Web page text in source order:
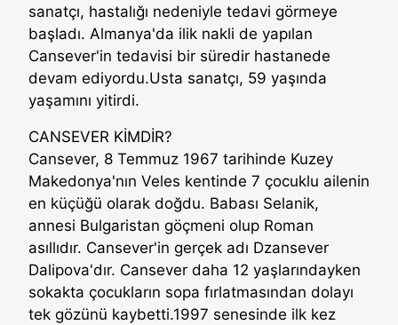
sanatçı, hastalığı nedeniyle tedavi görmeye
başladı. Almanya'da ilik nakli de yapılan
Cansever'in tedavisi bir süredir hastanede
devam ediyordu.Usta sanatçı, 59 yaşında
yaşamını yitirdi.
CANSEVER KİMDİR?
Cansever, 8 Temmuz 1967 tarihinde Kuzey
Makedonya'nın Veles kentinde 7 çocuklu ailenin
en küçüğü olarak doğdu. Babası Selanik,
annesi Bulgaristan göçmeni olup Roman
asıllıdır. Cansever'in gerçek adı Dzansever
Dalipova'dır. Cansever daha 12 yaşlarındayken
sokakta çocukların sopa fırlatmasından dolayı
tek gözünü kaybetti.1997 senesinde ilk kez